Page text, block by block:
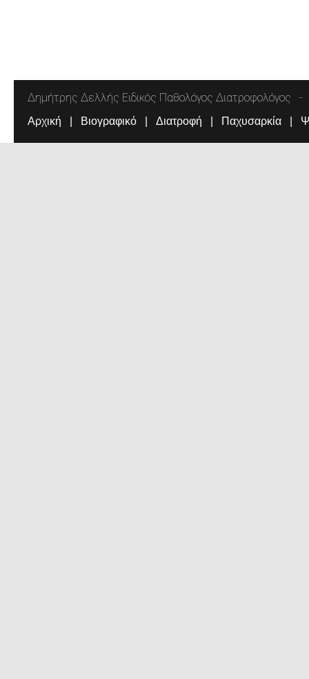
Δημήτρης Δελλής Ειδικός Παθολόγος Διατροφολόγος
Αρχική Βιογραφικό Διατροφή Παχυσαρκία